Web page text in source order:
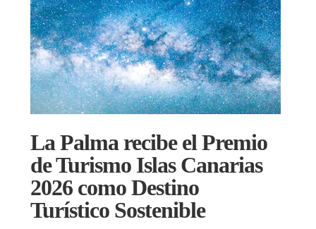
La Palma recibe el Premio
de Turismo Islas Canarias
2026 como Destino
Turístico Sostenible